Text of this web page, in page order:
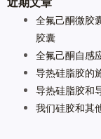
全氟己酮微胶
胶囊
全氟己酮自感
导热硅脂胶的
导热硅脂胶和
我们硅胶和其